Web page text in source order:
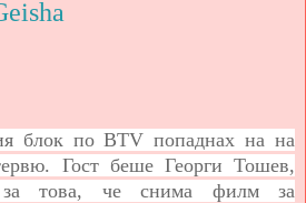
блок по BTV попаднах на на
Гост беше Георги Тошев,
за това, че снима филм за